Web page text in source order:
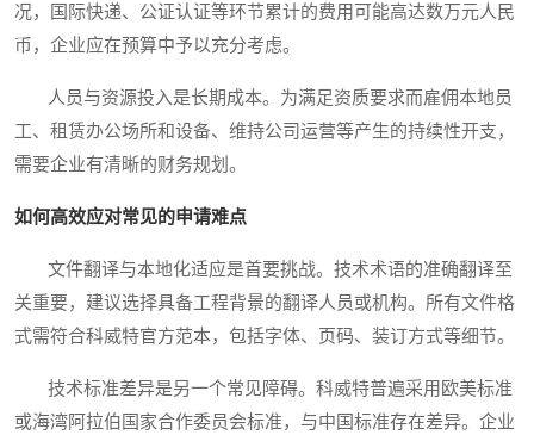
况，国际快递、公证认证等环节累计的费用可能高达数万元人民
币，企业应在预算中予以充分考虑。
人员与资源投入是长期成本。为满足资质要求而雇佣本地员
工、租赁办公场所和设备、维持公司运营等产生的持续性开支，
需要企业有清晰的财务规划。
如何高效应对常见的申请难点
文件翻译与本地化适应是首要挑战。技术术语的准确翻译至
关重要，建议选择具备工程背景的翻译人员或机构。所有文件格
式需符合科威特官方范本，包括字体、页码、装订方式等细节。
技术标准差异是另一个常见障碍。科威特普遍采用欧美标准
或海湾阿拉伯国家合作委员会标准，与中国标准存在差异。企业